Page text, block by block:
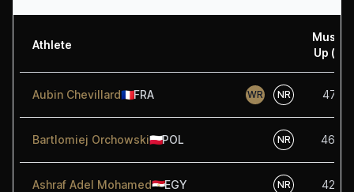
Athlete
Muscle
Up (kg)
Aubin Chevillard🇫🇷FRA WR NR 47.50
Bartlomiej Orchowski🇵🇱POL NR 46.00
Ashraf Adel Mohamed🇪🇬EGY NR 42.50